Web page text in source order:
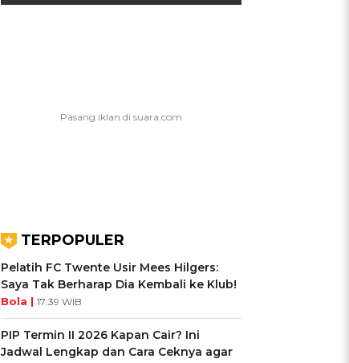
TERPOPULER
Pelatih FC Twente Usir Mees Hilgers:
Saya Tak Berharap Dia Kembali ke Klub!
Bola | 17:39 WIB
PIP Termin II 2026 Kapan Cair? Ini
Jadwal Lengkap dan Cara Ceknya agar